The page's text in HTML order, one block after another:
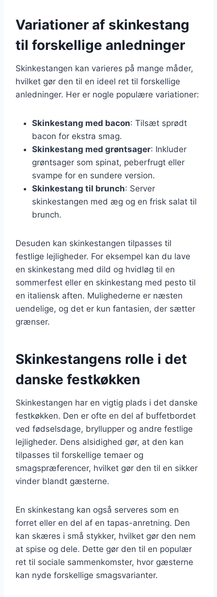
Variationer af skinkestang
til forskellige anledninger
Skinkestangen kan varieres på mange måder,
hvilket gør den til en ideel ret til forskellige
anledninger. Her er nogle populære variationer:
Skinkestang med bacon: Tilsæt sprødt
bacon for ekstra smag.
Skinkestang med grøntsager: Inkluder
grøntsager som spinat, peberfrugt eller
svampe for en sundere version.
Skinkestang til brunch: Server
skinkestangen med æg og en frisk salat til
brunch.
Desuden kan skinkestangen tilpasses til
festlige lejligheder. For eksempel kan du lave
en skinkestang med dild og hvidløg til en
sommerfest eller en skinkestang med pesto til
en italiensk aften. Mulighederne er næsten
uendelige, og det er kun fantasien, der sætter
grænser.
Skinkestangens rolle i det
danske festkøkken
Skinkestangen har en vigtig plads i det danske
festkøkken. Den er ofte en del af buffetbordet
ved fødselsdage, bryllupper og andre festlige
lejligheder. Dens alsidighed gør, at den kan
tilpasses til forskellige temaer og
smagspræferencer, hvilket gør den til en sikker
vinder blandt gæsterne.
En skinkestang kan også serveres som en
forret eller en del af en tapas-anretning. Den
kan skæres i små stykker, hvilket gør den nem
at spise og dele. Dette gør den til en populær
ret til sociale sammenkomster, hvor gæsterne
kan nyde forskellige smagsvarianter.